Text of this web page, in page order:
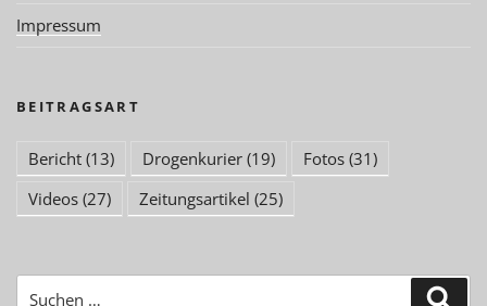
Impressum
BEITRAGSART
Bericht (13) Drogenkurier (19) Fotos (31)
Videos (27) Zeitungsartikel (25)